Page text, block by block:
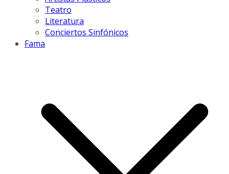
Teatro
Literatura
Conciertos Sinfónicos
Fama